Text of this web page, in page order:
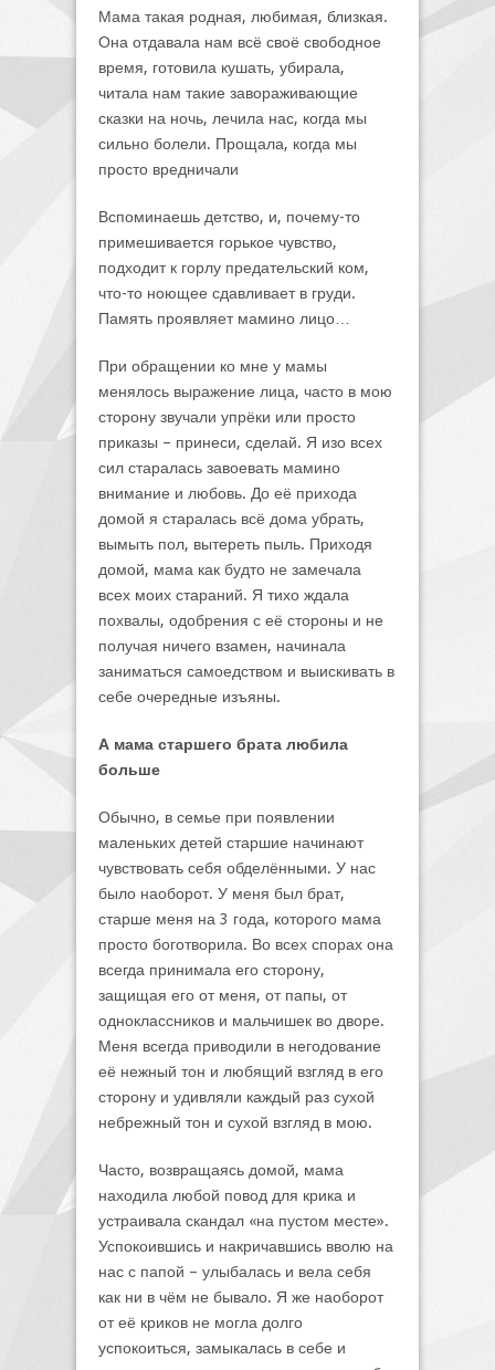
Мама такая родная, любимая, близкая.
Она отдавала нам всё своё свободное
время, готовила кушать, убирала,
читала нам такие завораживающие
сказки на ночь, лечила нас, когда мы
сильно болели. Прощала, когда мы
просто вредничали
Вспоминаешь детство, и, почему-то
примешивается горькое чувство,
подходит к горлу предательский ком,
что-то ноющее сдавливает в груди.
Память проявляет мамино лицо…
При обращении ко мне у мамы
менялось выражение лица, часто в мою
сторону звучали упрёки или просто
приказы – принеси, сделай. Я изо всех
сил старалась завоевать мамино
внимание и любовь. До её прихода
домой я старалась всё дома убрать,
вымыть пол, вытереть пыль. Приходя
домой, мама как будто не замечала
всех моих стараний. Я тихо ждала
похвалы, одобрения с её стороны и не
получая ничего взамен, начинала
заниматься самоедством и выискивать в
себе очередные изъяны.
А мама старшего брата любила
больше
Обычно, в семье при появлении
маленьких детей старшие начинают
чувствовать себя обделёнными. У нас
было наоборот. У меня был брат,
старше меня на 3 года, которого мама
просто боготворила. Во всех спорах она
всегда принимала его сторону,
защищая его от меня, от папы, от
одноклассников и мальчишек во дворе.
Меня всегда приводили в негодование
её нежный тон и любящий взгляд в его
сторону и удивляли каждый раз сухой
небрежный тон и сухой взгляд в мою.
Часто, возвращаясь домой, мама
находила любой повод для крика и
устраивала скандал «на пустом месте».
Успокоившись и накричавшись вволю на
нас с папой – улыбалась и вела себя
как ни в чём не бывало. Я же наоборот
от её криков не могла долго
успокоиться, замыкалась в себе и